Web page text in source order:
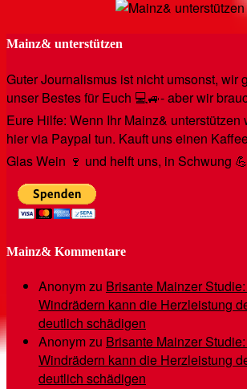
Mainz& unterstützen
Guter Journalismus ist nicht umsonst, wir
unser Bestes für Euch 💻🚙- aber wir
Eure Hilfe: Wenn Ihr Mainz& unterstützen
hier via Paypal tun. Kauft uns einen
Glas Wein 🍷 und helft uns, in Schwung
Mainz& Kommentare
Anonymzu Brisante Mainzer
Windrädern kann die Herzleistung
deutlich schädigen
Anonymzu Brisante Mainzer
Windrädern kann die Herzleistung
deutlich schädigen